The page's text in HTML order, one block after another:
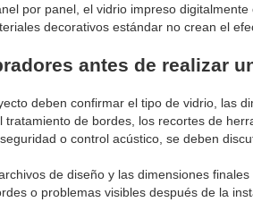
por panel, el vidrio impreso
decorativos estándar no crean el
antes de realizar
deben confirmar el tipo de vidrio, las
de bordes, los recortes de
o control acústico, se deben
de diseño y las dimensiones
o problemas visibles después de la